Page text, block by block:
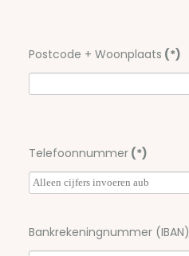
Postcode + Woonplaats (*)
Telefoonnummer (*)
Bankrekeningnummer (IBAN)